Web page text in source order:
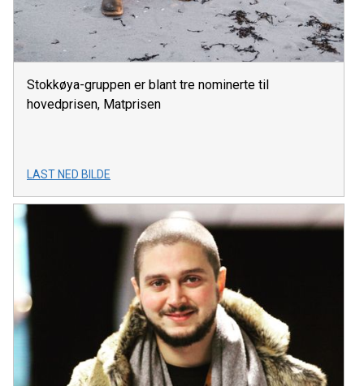
Stokkøya-gruppen er blant tre nominerte til
hovedprisen, Matprisen
LAST NED BILDE